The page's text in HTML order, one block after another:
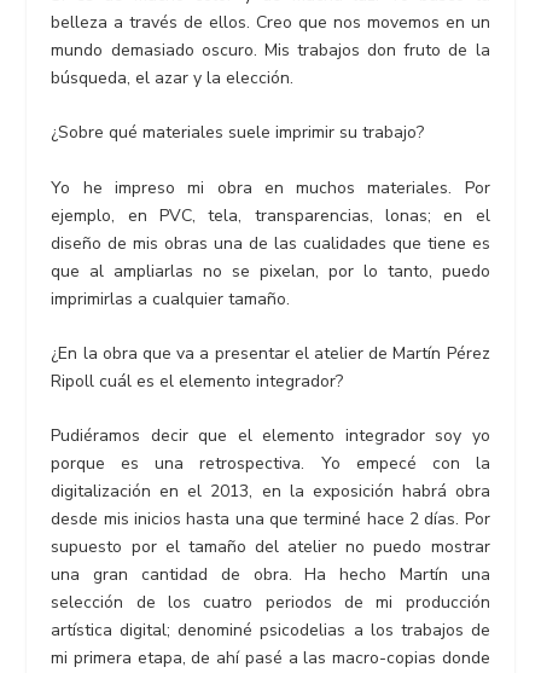
belleza a través de ellos. Creo que nos movemos en un
mundo demasiado oscuro. Mis trabajos don fruto de la
búsqueda, el azar y la elección.
¿Sobre qué materiales suele imprimir su trabajo?
Yo he impreso mi obra en muchos materiales. Por
ejemplo, en PVC, tela, transparencias, lonas; en el
diseño de mis obras una de las cualidades que tiene es
que al ampliarlas no se pixelan, por lo tanto, puedo
imprimirlas a cualquier tamaño.
¿En la obra que va a presentar el atelier de Martín Pérez
Ripoll cuál es el elemento integrador?
Pudiéramos decir que el elemento integrador soy yo
porque es una retrospectiva. Yo empecé con la
digitalización en el 2013, en la exposición habrá obra
desde mis inicios hasta una que terminé hace 2 días. Por
supuesto por el tamaño del atelier no puedo mostrar
una gran cantidad de obra. Ha hecho Martín una
selección de los cuatro periodos de mi producción
artística digital; denominé psicodelias a los trabajos de
mi primera etapa, de ahí pasé a las macro-copias donde